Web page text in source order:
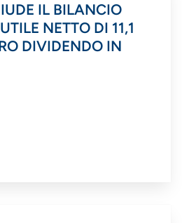
IL BILANCIO
NETTO DI 11,1
DIVIDENDO IN